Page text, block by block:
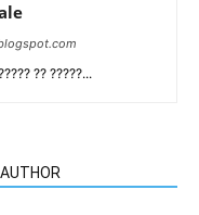
?? ?????...